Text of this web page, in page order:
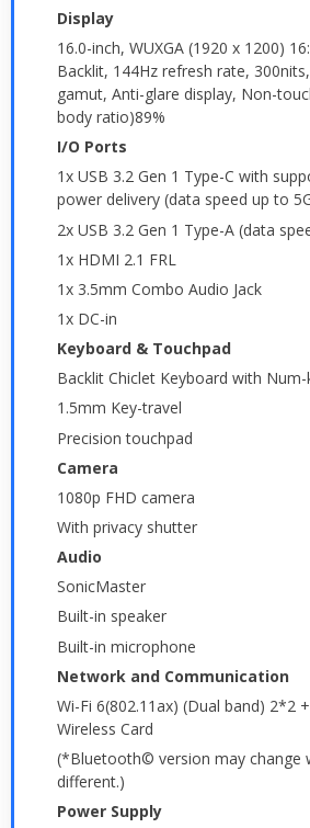
Display
16.0-inch, WUXGA (1920 x 1200)
Backlit, 144Hz refresh rate,
gamut, Anti-glare display, Non-
body ratio)89%
I/O Ports
1x USB 3.2 Gen 1 Type-C with
power delivery (data speed up to
2x USB 3.2 Gen 1 Type-A (data
1x HDMI 2.1 FRL
1x 3.5mm Combo Audio Jack
1x DC-in
Keyboard & Touchpad
Backlit Chiclet Keyboard with Num-
1.5mm Key-travel
Precision touchpad
Camera
1080p FHD camera
With privacy shutter
Audio
SonicMaster
Built-in speaker
Built-in microphone
Network and Communication
Wi-Fi 6(802.11ax) (Dual band) 2*2
Wireless Card
(*Bluetooth© version may change
different.)
Power Supply